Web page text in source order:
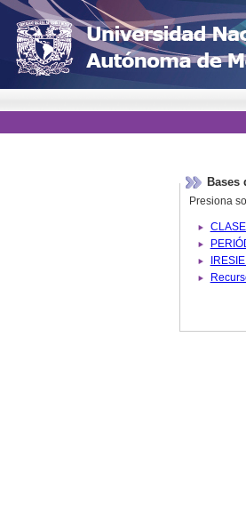
Bases
Presiona